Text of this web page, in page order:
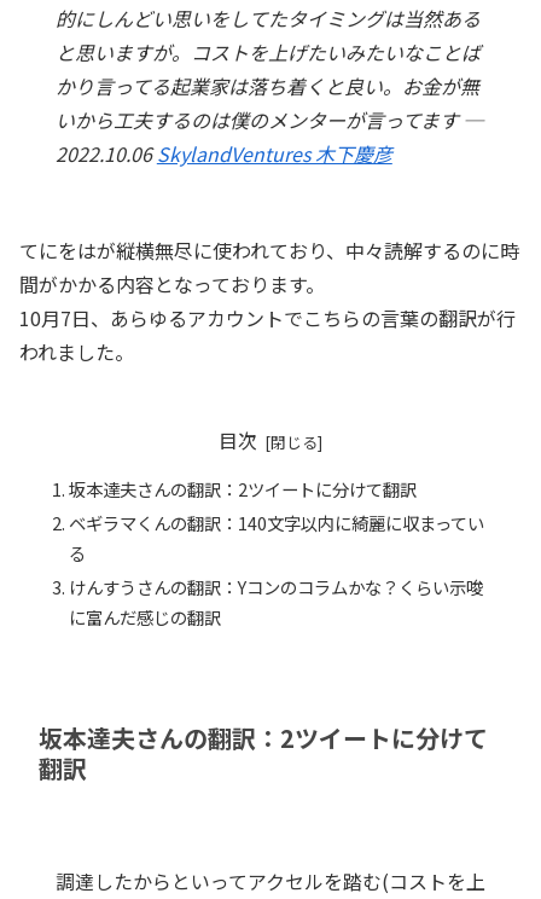
的にしんどい思いをしてたタイミングは当然ある
と思いますが。コストを上げたいみたいなことば
かり言ってる起業家は落ち着くと良い。お金が無
いから工夫するのは僕のメンターが言ってます ─
2022.10.06SkylandVentures 木下慶彦
てにをはが縦横無尽に使われており、中々読解するのに時
間がかかる内容となっております。
10月7日、あらゆるアカウントでこちらの言葉の翻訳が行
われました。
目次
坂本達夫さんの翻訳：2ツイートに分けて翻訳
ベギラマくんの翻訳：140文字以内に綺麗に収まってい
る
けんすうさんの翻訳：Yコンのコラムかな？くらい示唆
に富んだ感じの翻訳
坂本達夫さんの翻訳：2ツイートに分けて
翻訳
調達したからといってアクセルを踏む(コストを上